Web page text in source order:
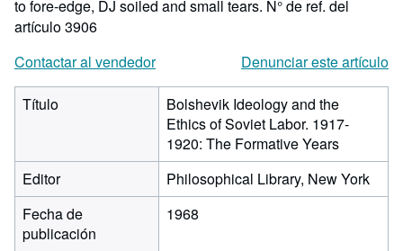
to fore-edge, DJ soiled and small tears. N° de ref. del
artículo 3906
Contactar al vendedor
Denunciar este artículo
Título
Bolshevik Ideology and the
Ethics of Soviet Labor. 1917-
1920: The Formative Years
Editor
Philosophical Library, New York
Fecha de
publicación
1968